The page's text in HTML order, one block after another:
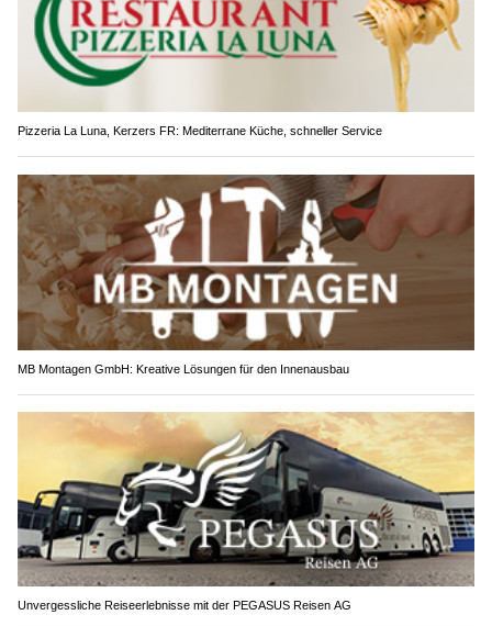
Pizzeria La Luna, Kerzers FR: Mediterrane Küche, schneller Service
MB Montagen GmbH: Kreative Lösungen für den Innenausbau
Unvergessliche Reiseerlebnisse mit der PEGASUS Reisen AG